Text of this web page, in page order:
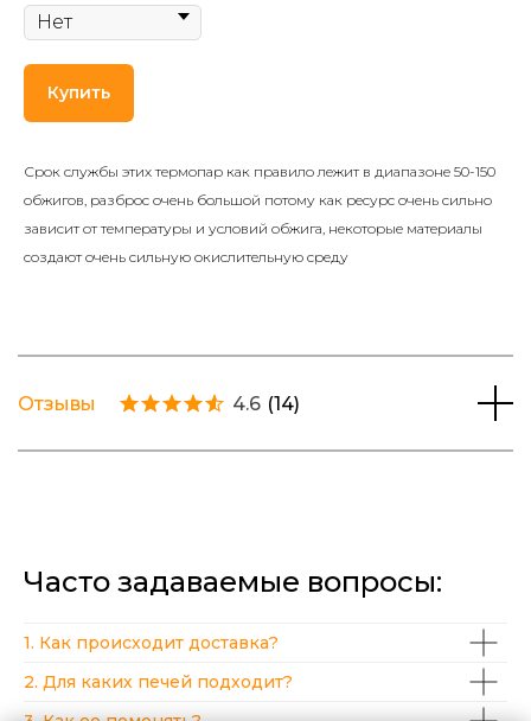
Купить
Срок службы этих термопар как правило лежит в диапазоне 50-150
обжигов, разброс очень большой потому как ресурс очень сильно
зависит от температуры и условий обжига, некоторые материалы
создают очень сильную окислительную среду
Отзывы 4.6 (14)
Часто задаваемые вопросы:
1. Как происходит доставка?
2. Для каких печей подходит?